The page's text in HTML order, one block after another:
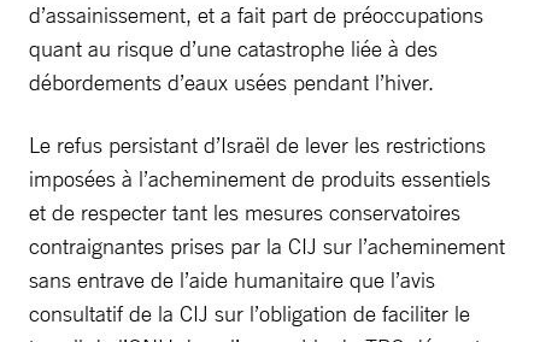
d’assainissement, et a fait part de préoccupations
quant au risque d’une catastrophe liée à des
débordements d’eaux usées pendant l’hiver.
Le refus persistant d’Israël de lever les restrictions
imposées à l’acheminement de produits essentiels
et de respecter tant les mesures conservatoires
contraignantes prises par la CIJ sur l’acheminement
sans entrave de l’aide humanitaire que l’avis
consultatif de la CIJ sur l’obligation de faciliter le